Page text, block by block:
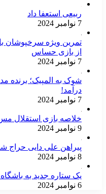
ربیعی استعفا داد
7 نوامبر 2024
تمرین ویژه سرخپوشان
از بازی حساس
7 نوامبر 2024
شوک به المپیک؛ برنده
درآمد!
7 نوامبر 2024
خلاصه بازی استقلال
9 نوامبر 2024
پیراهن علی دایی حراج
8 نوامبر 2024
یک ستاره جدید به
6 نوامبر 2024